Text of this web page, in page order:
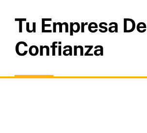
Tu Empresa De
Confianza